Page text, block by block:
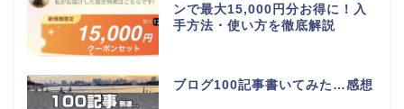
ンで最大15,000円分お得に！入
手方法・使い方を徹底解説
ブログ100記事書いてみた…感想